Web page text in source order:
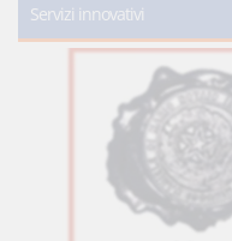
Servizi innovativi